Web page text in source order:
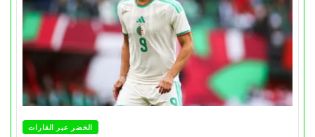
الخضر عبر القارات